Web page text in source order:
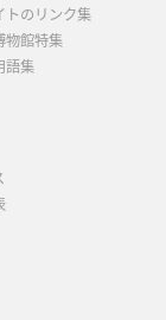
トのリンク集
物館特集
語集